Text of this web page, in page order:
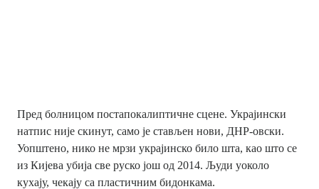
Пред болницом постапокалиптичне сцене. Украјински
натпис није скинут, само је стављен нови, ДНР-овски.
Уопштено, нико не мрзи украјинско било шта, као што се
из Кијева убија све руско још од 2014. Људи уоколо
кухају, чекају са пластичним бидонкама.